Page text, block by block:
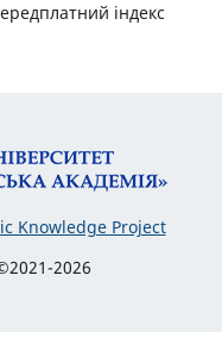
індекс
Knowledge Project
2026